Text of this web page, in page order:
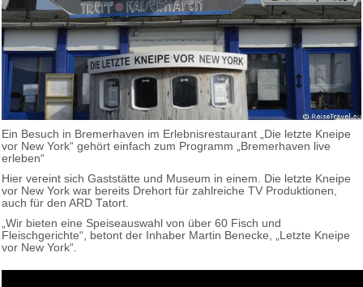
Ein Besuch in Bremerhaven im Erlebnisrestaurant „Die letzte Kneipe
vor New York“ gehört einfach zum Programm „Bremerhaven live
erleben“
Hier vereint sich Gaststätte und Museum in einem. Die letzte Kneipe
vor New York war bereits Drehort für zahlreiche TV Produktionen,
auch für den ARD Tatort.
„Wir bieten eine Speiseauswahl von über 60 Fisch und
Fleischgerichte“, betont der Inhaber Martin Benecke, „Letzte Kneipe
vor New York“.